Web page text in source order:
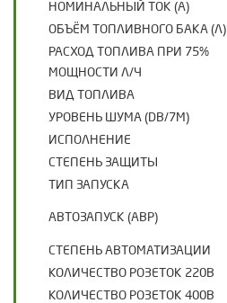
НОМИНАЛЬНЫЙ ТОК (А)
ОБЪЁМ ТОПЛИВНОГО БАКА (Л)
РАСХОД ТОПЛИВА ПРИ 75%
МОЩНОСТИ Л/Ч
ВИД ТОПЛИВА
УРОВЕНЬ ШУМА (DB/7М)
ИСПОЛНЕНИЕ
СТЕПЕНЬ ЗАЩИТЫ
ТИП ЗАПУСКА
АВТОЗАПУСК (АВР)
СТЕПЕНЬ АВТОМАТИЗАЦИИ
КОЛИЧЕСТВО РОЗЕТОК 220В
КОЛИЧЕСТВО РОЗЕТОК 400В